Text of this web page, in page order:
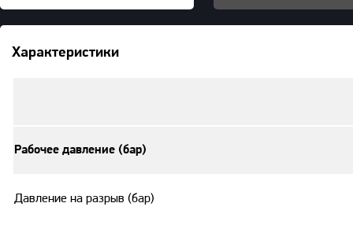
Характеристики
Рабочее давление (бар)
Давление на разрыв (бар)